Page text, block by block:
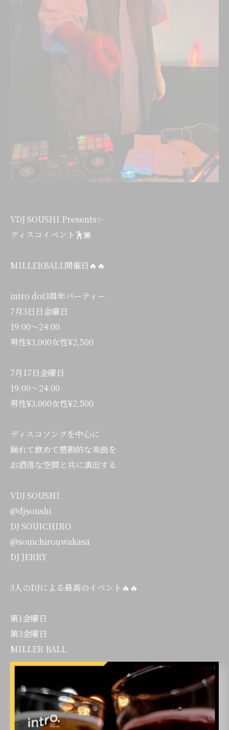
VDJ SOUSHI Presents✨
ディスコイベント🕺🏾
MILLERBALL開催日🔥🔥
intro dot3周年パーティー
7月3日日金曜日
19:00〜24:00
男性¥3,000女性¥2,500
7月17日金曜日
19:00〜24:00
男性¥3,000女性¥2,500
ディスコソングを中心に
踊れて飲めて感動的な楽曲を
お洒落な空間と共に演出する
VDJ SOUSHI
@djsoushi
DJ SOUICHIRO
@souichirouwakasa
DJ JERRY
3人のDJによる最高のイベント🔥🔥
第1金曜日
第3金曜日
MILLER BALL
博多の"intro dot"で間違いなし✨
@intro_dot
是非とも足をお運びください🤩🤩🤩